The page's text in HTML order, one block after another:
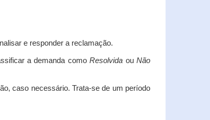
e responder a reclamação.
a demanda comoResolvida ouNão
caso necessário. Trata-se de um período